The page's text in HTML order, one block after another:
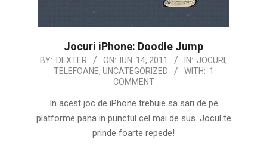
Jocuri iPhone: Doodle Jump
2011-
BY: DEXTER ON: IUN. 14, 2011 IN: JOCURI ,
TELEFOANE, UNCATEGORIZED WITH: 1
COMMENT
In acest joc de iPhone trebuie sa sari de pe
platforme pana in punctul cel mai de sus. Jocul te
prinde foarte repede!